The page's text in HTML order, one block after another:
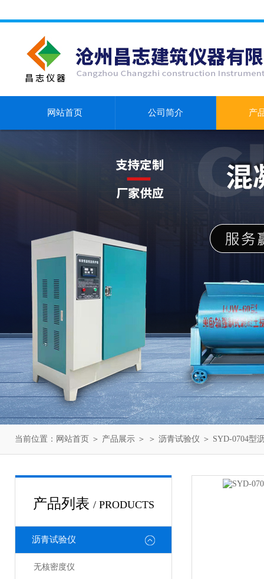
网站首页 公司简介 产
当前位置： 网站首页 ＞ 产品展示 ＞ ＞ 沥青试验仪 ＞ SYD-0704型
产品列表 / PRODUCTS
沥青试验仪
无核密度仪